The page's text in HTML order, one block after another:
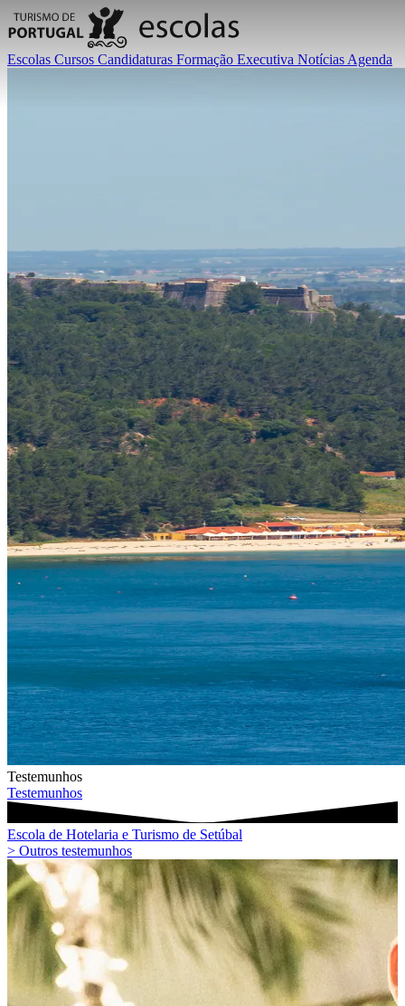
Escolas Cursos Candidaturas Formação Executiva Notícias Agenda
Testemunhos
Testemunhos
Escola de Hotelaria e Turismo de Setúbal
> Outros testemunhos